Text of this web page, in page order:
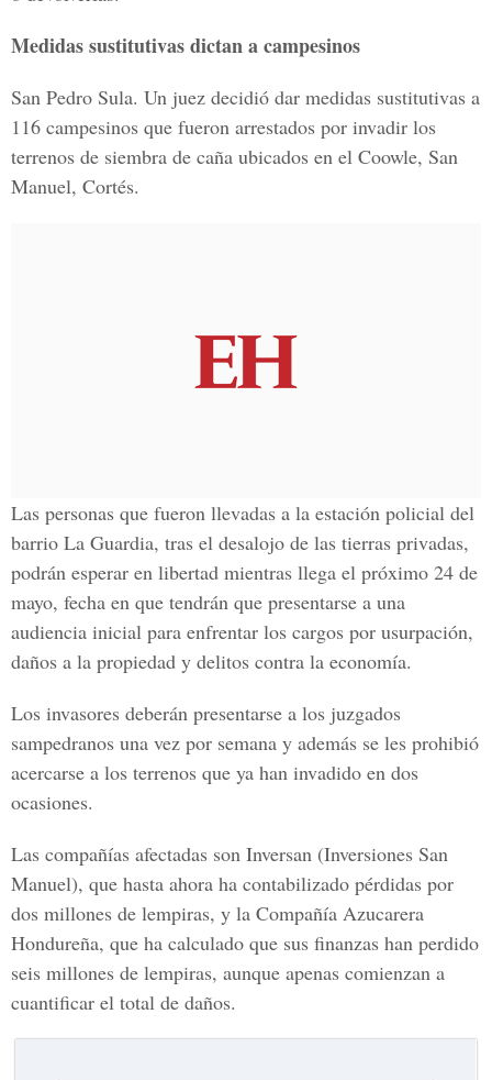
Medidas sustitutivas dictan a campesinos
San Pedro Sula. Un juez decidió dar medidas sustitutivas a
116 campesinos que fueron arrestados por invadir los
terrenos de siembra de caña ubicados en el Coowle, San
Manuel, Cortés.
Las personas que fueron llevadas a la estación policial del
barrio La Guardia, tras el desalojo de las tierras privadas,
podrán esperar en libertad mientras llega el próximo 24 de
mayo, fecha en que tendrán que presentarse a una
audiencia inicial para enfrentar los cargos por usurpación,
daños a la propiedad y delitos contra la economía.
Los invasores deberán presentarse a los juzgados
sampedranos una vez por semana y además se les prohibió
acercarse a los terrenos que ya han invadido en dos
ocasiones.
Las compañías afectadas son Inversan (Inversiones San
Manuel), que hasta ahora ha contabilizado pérdidas por
dos millones de lempiras, y la Compañía Azucarera
Hondureña, que ha calculado que sus finanzas han perdido
seis millones de lempiras, aunque apenas comienzan a
cuantificar el total de daños.